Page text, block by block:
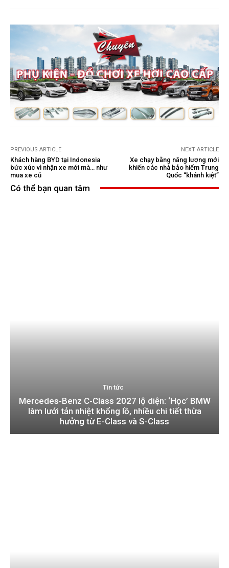
PREVIOUS ARTICLE
Khách hàng BYD tại Indonesia
bức xúc vì nhận xe mới mà… như
mua xe cũ
NEXT ARTICLE
Xe chạy bằng năng lượng mới
khiến các nhà bảo hiểm Trung
Quốc “khánh kiệt”
Có thể bạn quan tâm
Tin tức
Mercedes-Benz C-Class 2027 lộ diện: ‘Học’ BMW
làm lưới tản nhiệt khổng lồ, nhiều chi tiết thừa
hưởng từ E-Class và S-Class